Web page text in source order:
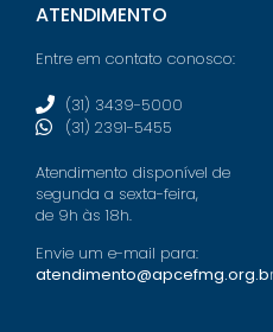
ATENDIMENTO
Entre em contato conosco:
(31) 3439-5000
(31) 2391-5455
Atendimento disponível de
segunda a sexta-feira,
de 9h às 18h.
Envie um e-mail para:
atendimento@apcefmg.org.b